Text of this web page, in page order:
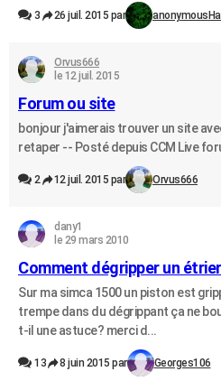
3 26 juil. 2015 par
Orvus666
le 12 juil. 2015
Forum ou site
bonjour j'aimerais trouver un site
retaper -- Posté depuis CCM Live
2 12 juil. 2015 par Orvus666
dany1
le 29 mars 2010
Comment dégripper un
Sur ma simca 1500 un piston est
trempe dans du dégrippant ça ne
t-il une astuce? merci d...
13 8 juin 2015 par Georges106